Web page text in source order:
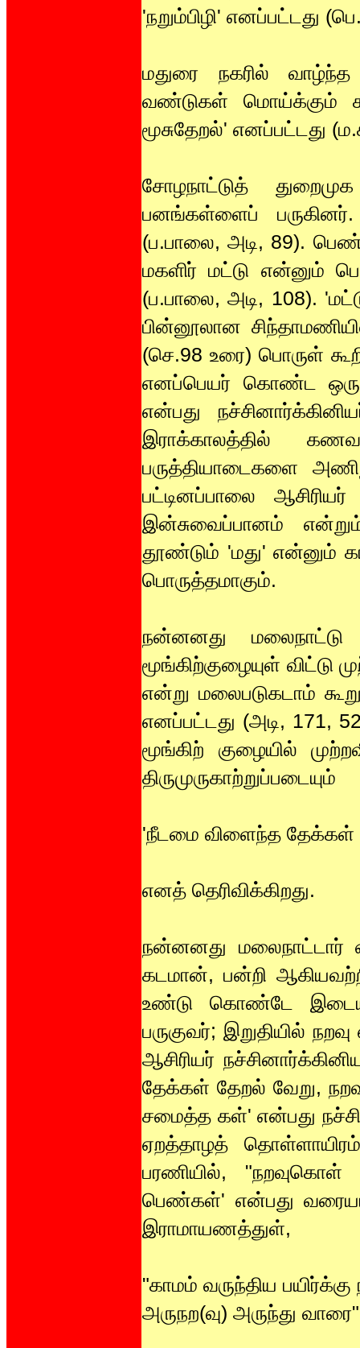
'நறும்பிழி' எனப்பட்டது
மதுரை நகரில்
வண்டுகள் மொய்க்கும்
மூசுதேறல்' எனப்பட்டது
சோழநாட்டுத்
பனங்கள்ளைப்
(ப.பாலை, அடி, 89).
மகளிர் மட்டு என்னும்
(ப.பாலை, அடி, 108).
பின்னூலான
(செ.98 உரை) பொருள்
எனப்பெயர் கொண்ட
என்பது
இராக்காலத்தில்
பருத்தியாடைகளை
பட்டினப்பாலை
இன்சுவைப்பானம்
தூண்டும் 'மது'
பொருத்தமாகும்.
நன்னனது
மூங்கிற்குழையுள் விட்டு
என்று மலைபடுகடாம்
எனப்பட்டது (அடி,
மூங்கிற் குழையில்
திருமுருகாற்றுப்படையும்
'நீடமை விளைந்த தேக்கள்
எனத் தெரிவிக்கிறது.
நன்னனது மலைநாட்டார்
கடமான், பன்றி
உண்டு கொண்டே
பருகுவர்; இறுதியில்
ஆசிரியர்
தேக்கள் தேறல் வேறு,
சமைத்த கள்' என்பது
ஏறத்தாழத்
பரணியில், "நறவுகொள்
பெண்கள்' என்பது
இராமாயணத்துள்,
"காமம் வருந்திய
அருநற(வு) அருந்து வாரை"